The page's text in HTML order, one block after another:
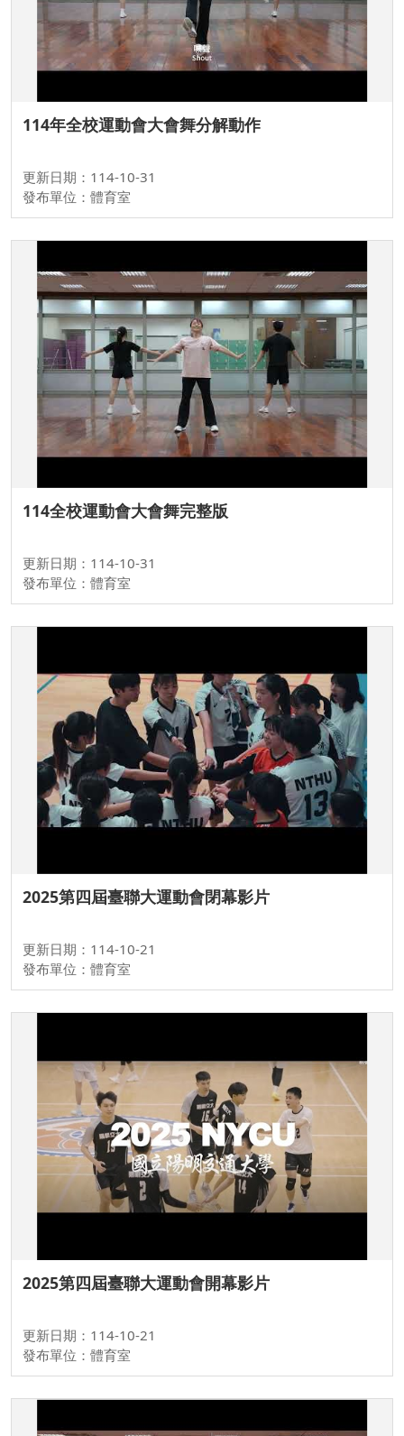
114年全校運動會大會舞分解動作
更新日期：114-10-31
發布單位：體育室
114全校運動會大會舞完整版
更新日期：114-10-31
發布單位：體育室
2025第四屆臺聯大運動會閉幕影片
更新日期：114-10-21
發布單位：體育室
2025第四屆臺聯大運動會開幕影片
更新日期：114-10-21
發布單位：體育室